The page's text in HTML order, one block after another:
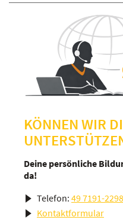
KÖNNEN WIR
Deine persönliche
da!
Telefon: 49 7191-
Kontaktformular